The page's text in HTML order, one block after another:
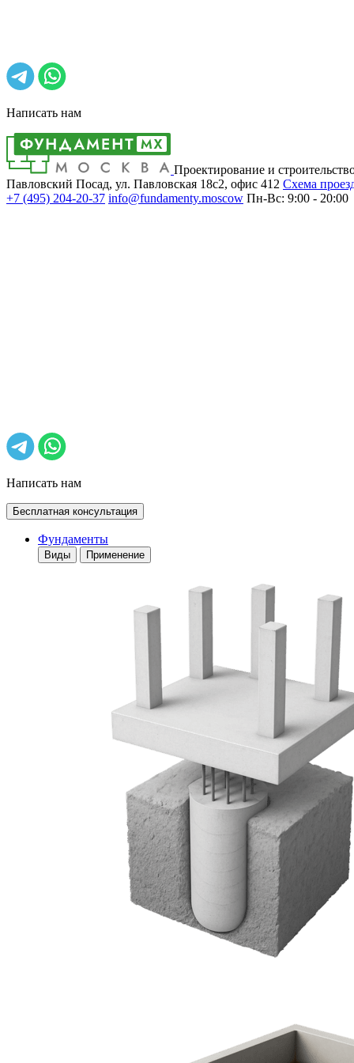
Написать нам
Проектирование и
Павловский Посад, ул. Павловская 18с2, офис 412 Cхема
+7 (495) 204-20-37 info@fundamenty.moscow Пн-Вс: 9:00 - 20:00
Написать нам
Бесплатная консультация
Фундаменты
Виды Применение